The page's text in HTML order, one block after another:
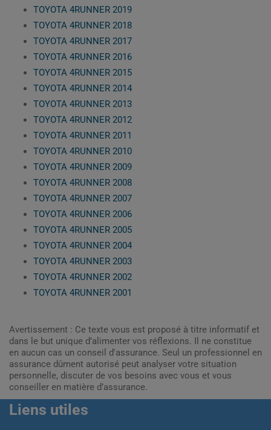
TOYOTA 4RUNNER 2019
TOYOTA 4RUNNER 2018
TOYOTA 4RUNNER 2017
TOYOTA 4RUNNER 2016
TOYOTA 4RUNNER 2015
TOYOTA 4RUNNER 2014
TOYOTA 4RUNNER 2013
TOYOTA 4RUNNER 2012
TOYOTA 4RUNNER 2011
TOYOTA 4RUNNER 2010
TOYOTA 4RUNNER 2009
TOYOTA 4RUNNER 2008
TOYOTA 4RUNNER 2007
TOYOTA 4RUNNER 2006
TOYOTA 4RUNNER 2005
TOYOTA 4RUNNER 2004
TOYOTA 4RUNNER 2003
TOYOTA 4RUNNER 2002
TOYOTA 4RUNNER 2001
Avertissement : Ce texte vous est proposé à titre informatif et
dans le but unique d’alimenter vos réflexions. Il ne constitue
en aucun cas un conseil d'assurance. Seul un professionnel en
assurance dûment autorisé peut analyser votre situation
personnelle, discuter de vos besoins avec vous et vous
conseiller en matière d’assurance.
Liens utiles